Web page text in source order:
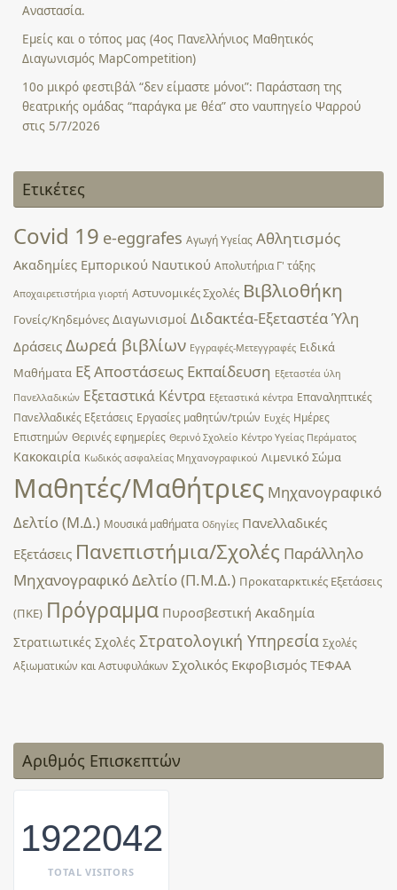
Αναστασία.
Εμείς και ο τόπος μας (4ος Πανελλήνιος Μαθητικός
Διαγωνισμός MapCompetition)
10ο μικρό φεστιβάλ “δεν είμαστε μόνοι”: Παράσταση της
θεατρικής ομάδας “παράγκα με θέα” στο ναυπηγείο Ψαρρού
στις 5/7/2026
Ετικέτες
Covid 19 e-eggrafes Αγωγή Υγείας Αθλητισμός
Ακαδημίες Εμπορικού Ναυτικού Απολυτήρια Γ' τάξης
Αποχαιρετιστήρια γιορτή Αστυνομικές Σχολές Βιβλιοθήκη
Γονείς/Κηδεμόνες Διαγωνισμοί Διδακτέα-Εξεταστέα Ύλη
Δράσεις Δωρεά βιβλίων Εγγραφές-Μετεγγραφές Ειδικά
Μαθήματα Εξ Αποστάσεως Εκπαίδευση Εξεταστέα ύλη
Πανελλαδικών Εξεταστικά Κέντρα Εξεταστικά κέντρα Επαναληπτικές
Πανελλαδικές Εξετάσεις Εργασίες μαθητών/τριών Ευχές Ημέρες
Επιστημών Θερινές εφημερίες Θερινό Σχολείο Κέντρο Υγείας Περάματος
Κακοκαιρία Κωδικός ασφαλείας Μηχανογραφικού Λιμενικό Σώμα
Μαθητές/Μαθήτριες Μηχανογραφικό
Δελτίο (Μ.Δ.) Μουσικά μαθήματα Οδηγίες Πανελλαδικές
Εξετάσεις Πανεπιστήμια/Σχολές Παράλληλο
Μηχανογραφικό Δελτίο (Π.Μ.Δ.) Προκαταρκτικές Εξετάσεις
(ΠΚΕ) Πρόγραμμα Πυροσβεστική Ακαδημία
Στρατιωτικές Σχολές Στρατολογική Υπηρεσία Σχολές
Αξιωματικών και Αστυφυλάκων Σχολικός Εκφοβισμός ΤΕΦΑΑ
Αριθμός Επισκεπτών
1922042
TOTAL VISITORS